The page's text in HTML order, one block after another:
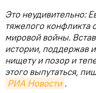
Это неудивительно:
тяжелого конфликта
мировой войны.
истории, поддержав
нищету и позор и
этого выпутаться,
РИА Новости .